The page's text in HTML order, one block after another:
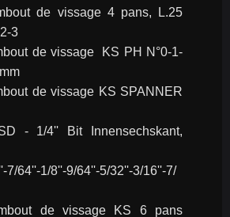
3
7/64''-1/8''-9/64''-5/32''-3/16''-7/